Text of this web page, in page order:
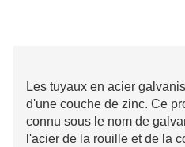
Les tuyaux en acier
d'une couche de zinc. Ce
connu sous le nom de
l'acier de la rouille et de la